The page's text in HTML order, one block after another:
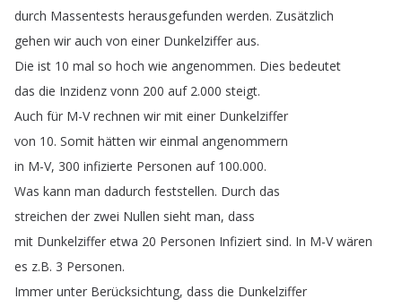
durch Massentests herausgefunden werden. Zusätzlich
gehen wir auch von einer Dunkelziffer aus.
Die ist 10 mal so hoch wie angenommen. Dies bedeutet
das die Inzidenz vonn 200 auf2.000 steigt.
Auch für M-V rechnen wir mit einer Dunkelziffer
von 10. Somit hätten wir einmal angenommern
in M-V, 300 infizierte Personen auf100.000.
Was kann man dadurch feststellen. Durch das
streichen der zwei Nullen sieht man, dass
mit Dunkelziffer etwa 20 Personen Infiziert sind. In M-V wären
es z.B. 3 Personen.
Immer unter Berücksichtung, dass die Dunkelziffer